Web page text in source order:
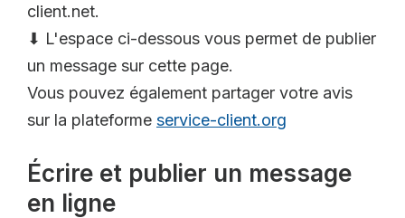
client.net.
⬇ L'espace ci-dessous vous permet de publier
un message sur cette page.
Vous pouvez également partager votre avis
sur la plateforme service-client.org
Écrire et publier un message
en ligne